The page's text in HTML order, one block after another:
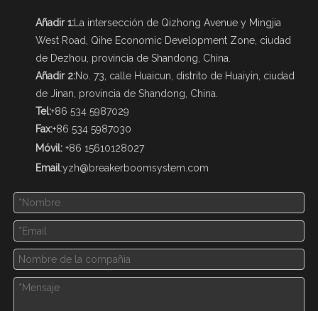
Añadir 1: La intersección de Qizhong Avenue y Mingjia
West Road, Qihe Economic Development Zone, ciudad
de Dezhou, provincia de Shandong, China.
Añadir 2:No. 73, calle Huaicun, distrito de Huaiyin, ciudad
de Jinan, provincia de Shandong, China.
Tel:+86 534 5987029
Fax:+86 534 5987030
Móvil: +86 15610128027
Email:yzh@breakerboomsystem.com